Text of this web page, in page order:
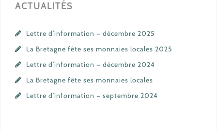
ACTUALITÉS
Lettre d’information — décembre 2025
La Bretagne fête ses monnaies locales 2025
Lettre d’information — décembre 2024
La Bretagne fête ses monnaies locales
Lettre d’information — septembre 2024